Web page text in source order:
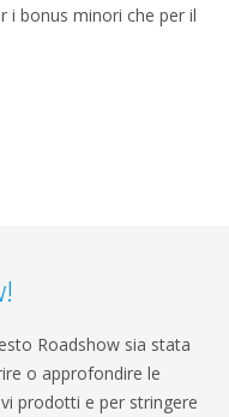
i bonus minori che per il
Roadshow sia stata
o approfondire le
prodotti e per stringere